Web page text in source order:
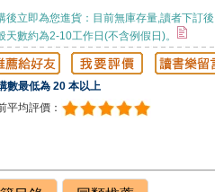
後立即為您進貨：目前無庫存量,讀者下訂
天數約為2-10工作日(不含例假日)。
數最低為 20 本以上
平均評價：